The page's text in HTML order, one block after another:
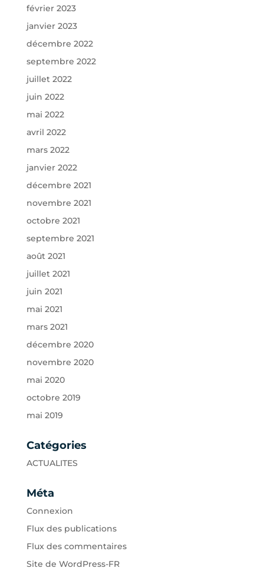
février 2023
janvier 2023
décembre 2022
septembre 2022
juillet 2022
juin 2022
mai 2022
avril 2022
mars 2022
janvier 2022
décembre 2021
novembre 2021
octobre 2021
septembre 2021
août 2021
juillet 2021
juin 2021
mai 2021
mars 2021
décembre 2020
novembre 2020
mai 2020
octobre 2019
mai 2019
Catégories
ACTUALITES
Méta
Connexion
Flux des publications
Flux des commentaires
Site de WordPress-FR